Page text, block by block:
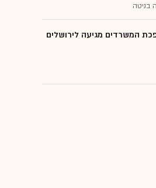
בניטה
המשרדים מגיעה לירושלים